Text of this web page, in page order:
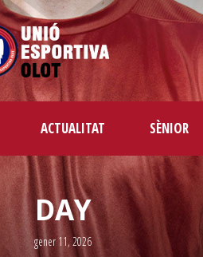
ACTUALITAT SÈNIOR
DAY
gener 11, 2026